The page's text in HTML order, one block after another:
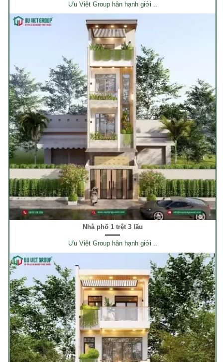
Ưu Việt Group hân hạnh giới ..
Nhà phố 1 trệt 3 lầu
Ưu Việt Group hân hạnh giới ..